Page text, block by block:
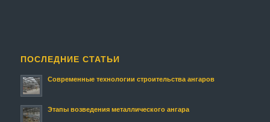
ПОСЛЕДНИЕ СТАТЬИ
Современные технологии строительства ангаров
Этапы возведения металлического ангара